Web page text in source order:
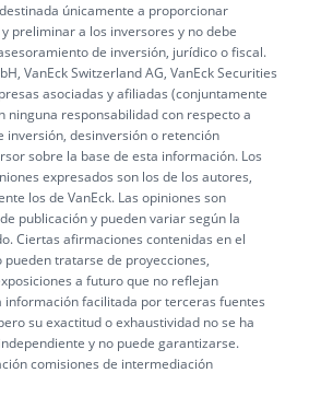
únicamente a proporcionar
preliminar a los inversores y no debe
de inversión, jurídico o fiscal.
VanEck Switzerland AG, VanEck Securities
asociadas y afiliadas (conjuntamente
ninguna responsabilidad con respecto a
inversión, desinversión o retención
sobre la base de esta información. Los
expresados son los de los autores,
los de VanEck. Las opiniones son
publicación y pueden variar según la
Ciertas afirmaciones contenidas en el
tratarse de proyecciones,
a futuro que no reflejan
información facilitada por terceras fuentes
su exactitud o exhaustividad no se ha
y no puede garantizarse.
comisiones de intermediación